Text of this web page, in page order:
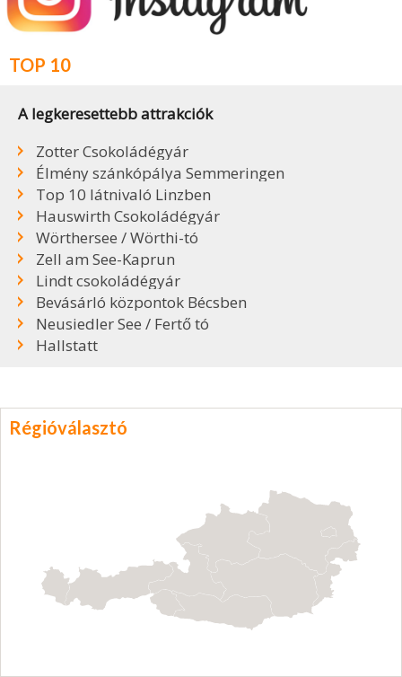
TOP 10
A legkeresettebb attrakciók
Zotter Csokoládégyár
Élmény szánkópálya Semmeringen
Top 10 látnivaló Linzben
Hauswirth Csokoládégyár
Wörthersee / Wörthi-tó
Zell am See-Kaprun
Lindt csokoládégyár
Bevásárló központok Bécsben
Neusiedler See / Fertő tó
Hallstatt
Régióválasztó